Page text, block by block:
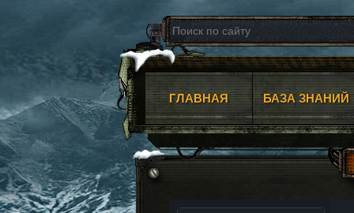
ГЛАВНАЯ БАЗА ЗНАНИЙ